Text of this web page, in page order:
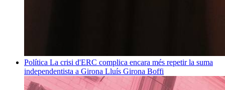
Política La crisi d'ERC complica encara més repetir la suma
independentista a Girona Lluís Girona Boffi